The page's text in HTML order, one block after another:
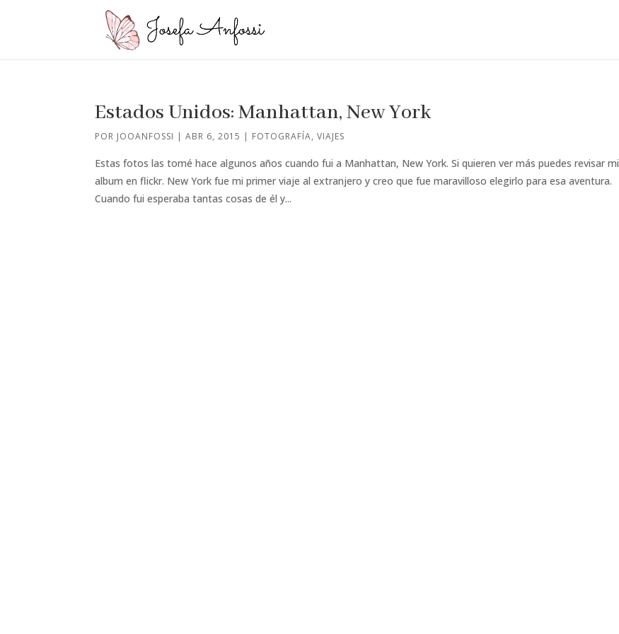
Estados Unidos: Manhattan, New York
POR JOOANFOSSI |ABR 6, 2015 | FOTOGRAFÍA,VIAJES
Estas fotos las tomé hace algunos años cuando fui a Manhattan, New York. Si quieren ver más puedes revisar mi
album en flickr. New York fue mi primer viaje al extranjero y creo que fue maravilloso elegirlo para esa aventura.
Cuando fui esperaba tantas cosas de él y...